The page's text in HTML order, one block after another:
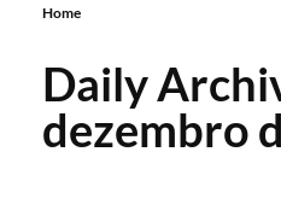
Home
Daily
dezembro